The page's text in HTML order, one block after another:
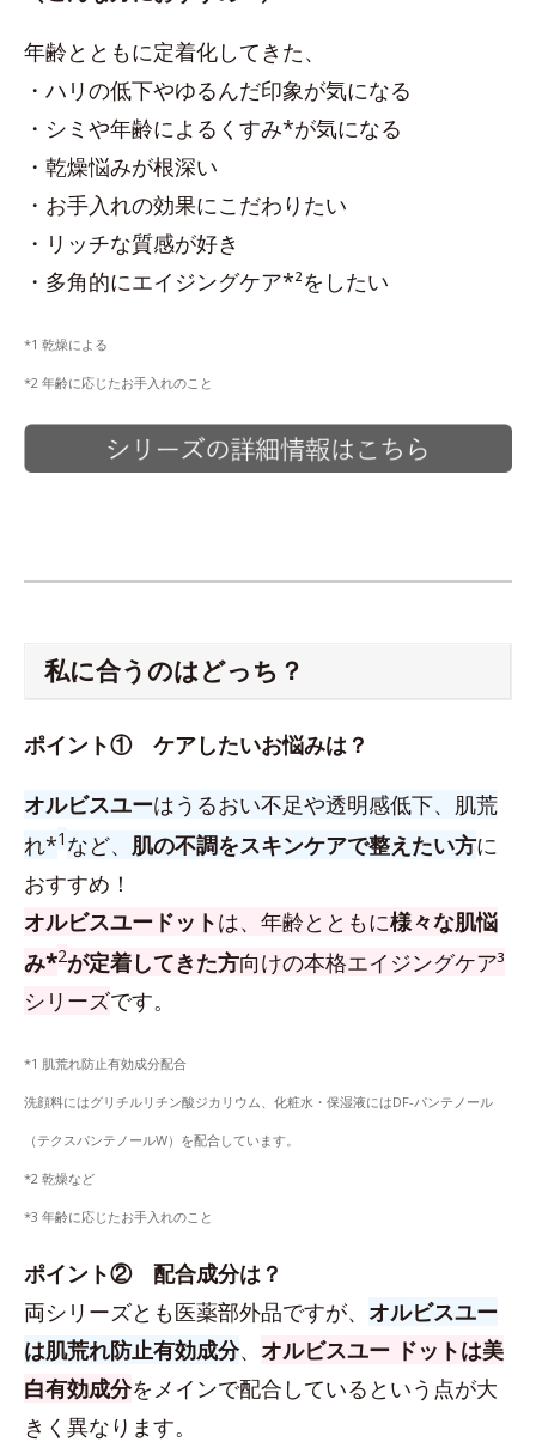
年齢とともに定着化してきた、
・ハリの低下やゆるんだ印象が気になる
・シミや年齢によるくすみ*が気になる
・乾燥悩みが根深い
・お手入れの効果にこだわりたい
・リッチな質感が好き
・多角的にエイジングケア*²をしたい
*1 乾燥による
*2 年齢に応じたお手入れのこと
私に合うのはどっち？
ポイント① ケアしたいお悩みは？
オルビスユーはうるおい不足や透明感低下、肌荒
れ*1 など、 肌の不調をスキンケアで整えたい方に
おすすめ！
オルビスユードットは、年齢とともに様々な肌悩
み*2が定着してきた方向けの本格エイジングケア³
シリーズです。
*1 肌荒れ防止有効成分配合
洗顔料にはグリチルリチン酸ジカリウム、化粧水・保湿液にはDF-パンテノール
（テクスパンテノールW）を配合しています。
*2 乾燥など
*3 年齢に応じたお手入れのこと
ポイント② 配合成分は？
両シリーズとも医薬部外品ですが、 オルビスユー
は肌荒れ防止有効成分、 オルビスユー ドットは美
白有効成分をメインで配合しているという点が大
きく異なります。